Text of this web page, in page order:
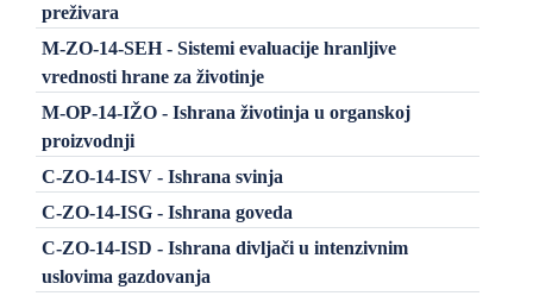
preživara
M-ZO-14-SEH - Sistemi evaluacije hranljive
vrednosti hrane za životinje
M-OP-14-IŽO - Ishrana životinja u organskoj
proizvodnji
C-ZO-14-ISV - Ishrana svinja
C-ZO-14-ISG - Ishrana goveda
C-ZO-14-ISD - Ishrana divljači u intenzivnim
uslovima gazdovanja